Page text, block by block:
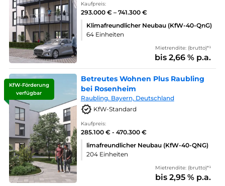
Kaufpreis:
293.000 € – 741.300 €
Klimafreundlicher Neubau (KfW-40-QnG)
64 Einheiten
Mietrendite: (brutto)*¹
bis 2,66 % p.a.
KfW-Förderung
verfügbar
Betreutes Wohnen Plus Raubling
bei Rosenheim
Raubling. Bayern, Deutschland
KfW-Standard
Kaufpreis:
285.100 € - 470.300 €
limafreundlicher Neubau (KfW-40-QNG)
204 Einheiten
Mietrendite: (brutto)*¹
bis 2,95 % p.a.